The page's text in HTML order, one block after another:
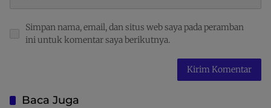
Simpan nama, email, dan situs web saya pada peramban
ini untuk komentar saya berikutnya.
Baca Juga